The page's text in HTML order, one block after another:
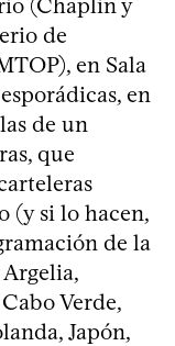
de
en Sala
en
de un
que
(y si lo hacen,
de la
Verde,
Japón,